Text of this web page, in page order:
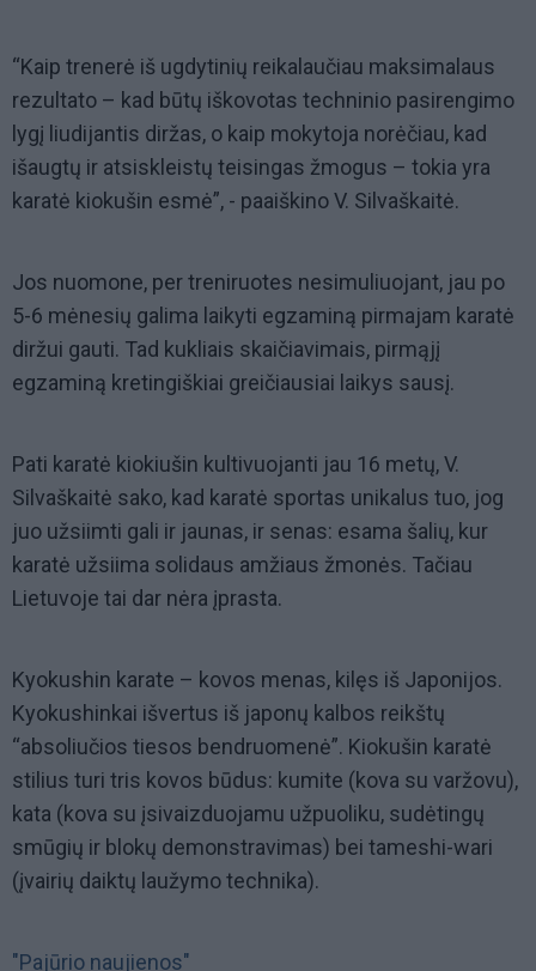
“Kaip trenerė iš ugdytinių reikalaučiau maksimalaus
rezultato – kad būtų iškovotas techninio pasirengimo
lygį liudijantis diržas, o kaip mokytoja norėčiau, kad
išaugtų ir atsiskleistų teisingas žmogus – tokia yra
karatė kiokušin esmė”, - paaiškino V. Silvaškaitė.
Jos nuomone, per treniruotes nesimuliuojant, jau po
5-6 mėnesių galima laikyti egzaminą pirmajam karatė
diržui gauti. Tad kukliais skaičiavimais, pirmąjį
egzaminą kretingiškiai greičiausiai laikys sausį.
Pati karatė kiokiušin kultivuojanti jau 16 metų, V.
Silvaškaitė sako, kad karatė sportas unikalus tuo, jog
juo užsiimti gali ir jaunas, ir senas: esama šalių, kur
karatė užsiima solidaus amžiaus žmonės. Tačiau
Lietuvoje tai dar nėra įprasta.
Kyokushin karate – kovos menas, kilęs iš Japonijos.
Kyokushinkai išvertus iš japonų kalbos reikštų
“absoliučios tiesos bendruomenė”. Kiokušin karatė
stilius turi tris kovos būdus: kumite (kova su varžovu),
kata (kova su įsivaizduojamu užpuoliku, sudėtingų
smūgių ir blokų demonstravimas) bei tameshi-wari
(įvairių daiktų laužymo technika).
"Pajūrio naujienos"